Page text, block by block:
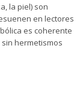
la piel) son
en lectores
es coherente
hermetismos